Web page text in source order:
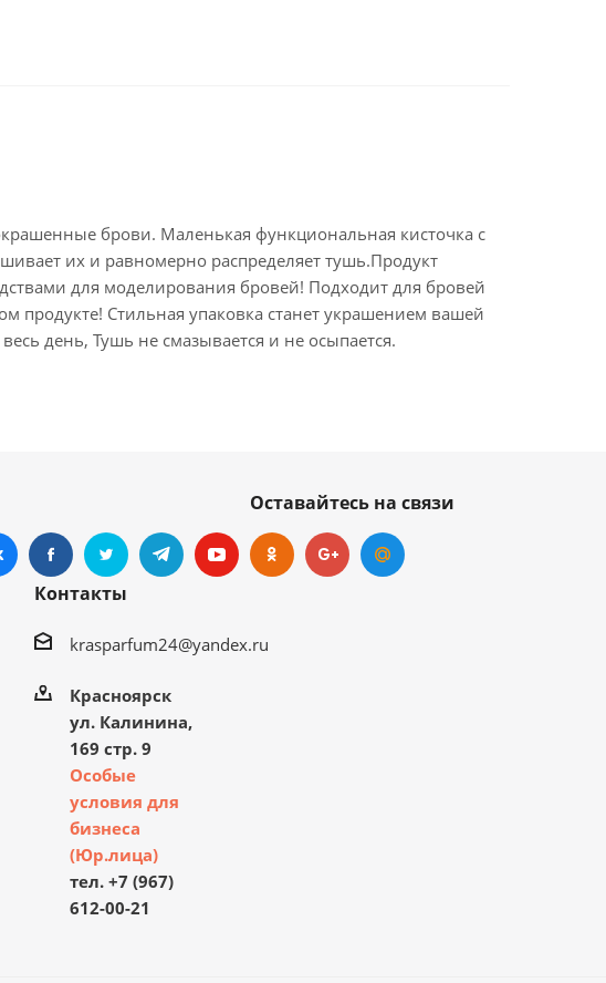
брови. Маленькая функциональная кисточка с
их и равномерно распределяет тушь.Продукт
для моделирования бровей! Подходит для бровей
Стильная упаковка станет украшением вашей
день, Тушь не смазывается и не осыпается.
Оставайтесь на связи
Контакты
krasparfum24@yandex.ru
Красноярск
ул. Калинина,
169 стр. 9
Особые
условия для
бизнеса
(Юр.лица)
тел. +7 (967)
612-00-21